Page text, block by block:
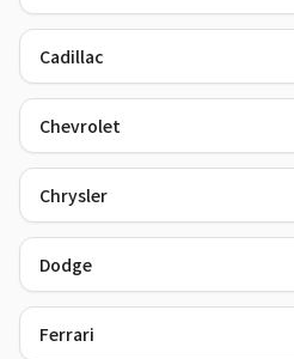
Cadillac
Chevrolet
Chrysler
Dodge
Ferrari